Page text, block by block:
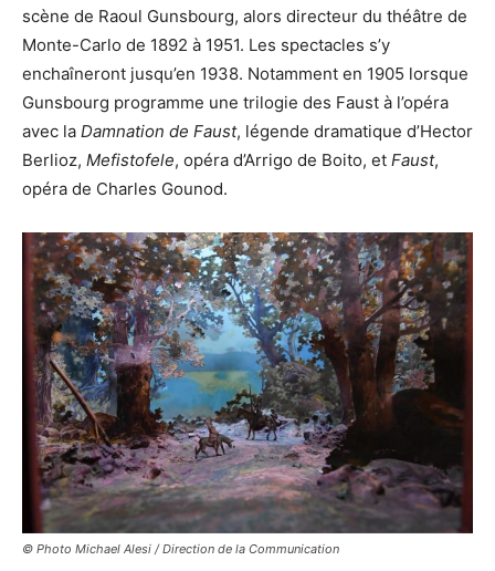
scène de Raoul Gunsbourg, alors directeur du théâtre de
Monte-Carlo de 1892 à 1951. Les spectacles s’y
enchaîneront jusqu’en 1938. Notamment en 1905 lorsque
Gunsbourg programme une trilogie des Faust à l’opéra
avec la Damnation de Faust, légende dramatique d’Hector
Berlioz, Mefistofele, opéra d’Arrigo de Boito, et Faust,
opéra de Charles Gounod.
© Photo Michael Alesi / Direction de la Communication